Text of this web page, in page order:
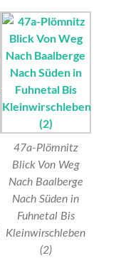
47a-Plömnitz
Blick Von Weg
Nach Baalberge
Nach Süden in
Fuhnetal Bis
Kleinwirschleben
(2)